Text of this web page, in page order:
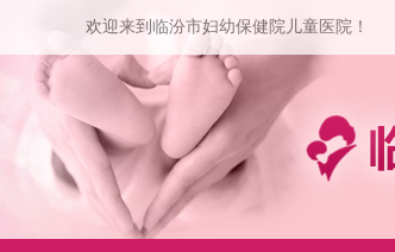
欢迎来到临汾市妇幼保健院儿童医院！